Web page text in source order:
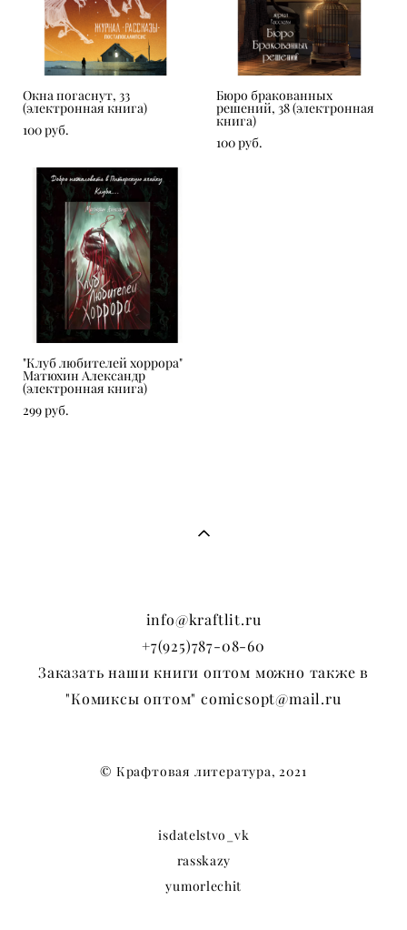
Окна погаснут, 33
(электронная книга)
100 pуб.
Бюро бракованных
решений, 38 (электронная
книга)
100 pуб.
"Клуб любителей хоррора"
Матюхин Александр
(электронная книга)
299 pуб.
info@kraftlit.ru
+7(925)787-08-60
Заказать наши книги оптом можно также в
"Комиксы оптом" comicsopt@mail.ru
© Крафтовая литература, 2021
isdatelstvo_vk
rasskazy
yumorlechit